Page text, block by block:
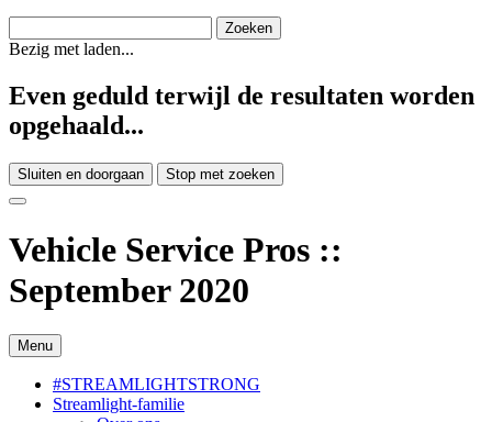
Bezig met laden...
Even geduld terwijl de resultaten worden
opgehaald...
Sluiten en doorgaan Stop met zoeken
Vehicle Service Pros ::
September 2020
Menu
#STREAMLIGHTSTRONG
Streamlight-familie